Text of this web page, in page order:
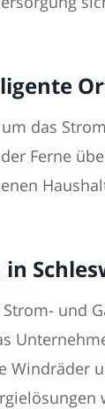
das
Ferne
und
Windräder